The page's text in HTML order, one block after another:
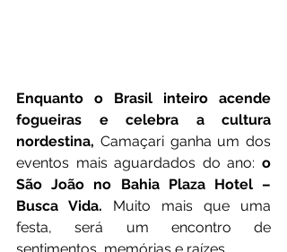
Enquanto o Brasil inteiro acende
fogueiras e celebra a cultura
nordestina, Camaçari ganha um dos
eventos mais aguardados do ano: o
São João no Bahia Plaza Hotel –
Busca Vida. Muito mais que uma
festa, será um encontro de